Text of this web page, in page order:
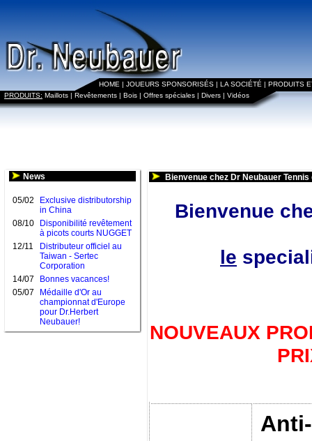
HOME | JOUEURS SPONSORISÉS | LA SOCIÉTÉ | PRODUITS
PRODUITS: Maillots | Revêtements | Bois | Offres spéciales | Divers | Vidéos
News
05/02
Exclusive distributorship
in China
08/10
Disponibilité revêtement
à picots courts NUGGET
12/11
Distributeur officiel au
Taiwan - Sertec
Corporation
14/07
Bonnes vacances!
05/07
Médaille d'Or au
championnat d'Europe
pour Dr.Herbert
Neubauer!
Bienvenue chez Dr Neubauer Tennis
Bienvenue
le
NOUVEAUX